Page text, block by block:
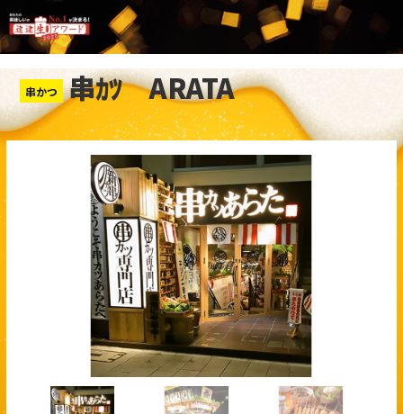
串かつ 串ｶﾂ ARATA